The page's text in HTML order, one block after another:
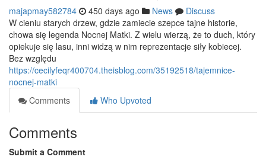
majapmay582784 450 days ago News
Discuss
W cieniu starych drzew, gdzie zamiecie szepce tajne historie,
chowa się legenda Nocnej Matki. Z wielu wierzą, że to duch, który
opiekuje się lasu, inni widzą w nim reprezentacje siły kobiecej.
Bez względu
https://cecilyfeqr400704.theisblog.com/35192518/tajemnice-
nocnej-matki
Comments
Who Upvoted
Comments
Submit a Comment